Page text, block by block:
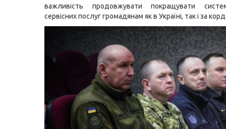
важливість продовжувати покращувати
сервісних послуг громадянам як в Україні, так і за